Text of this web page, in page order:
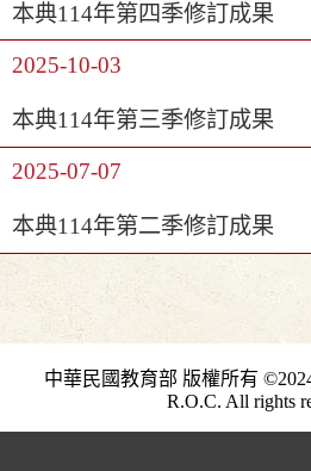
本典114年第四季修訂成果
2025-10-03
本典114年第三季修訂成果
2025-07-07
本典114年第二季修訂成果
中華民國教育部 版權所有
R.O.C. All rights